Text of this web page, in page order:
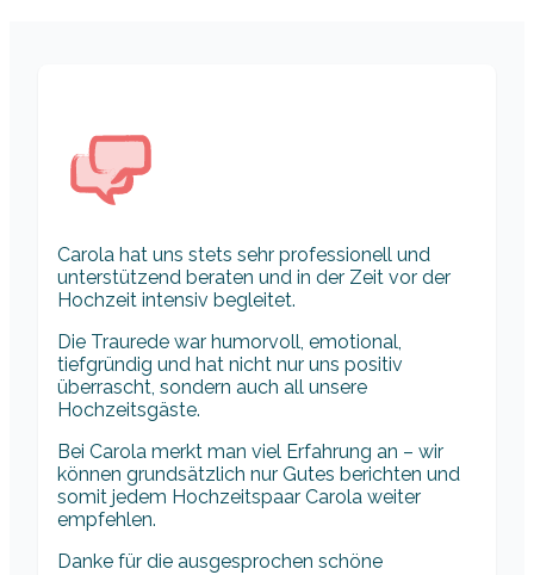
Carola hat uns stets sehr professionell und
unterstützend beraten und in der Zeit vor der
Hochzeit intensiv begleitet.
Die Traurede war humorvoll, emotional,
tiefgründig und hat nicht nur uns positiv
überrascht, sondern auch all unsere
Hochzeitsgäste.
Bei Carola merkt man viel Erfahrung an – wir
können grundsätzlich nur Gutes berichten und
somit jedem Hochzeitspaar Carola weiter
empfehlen.
Danke für die ausgesprochen schöne